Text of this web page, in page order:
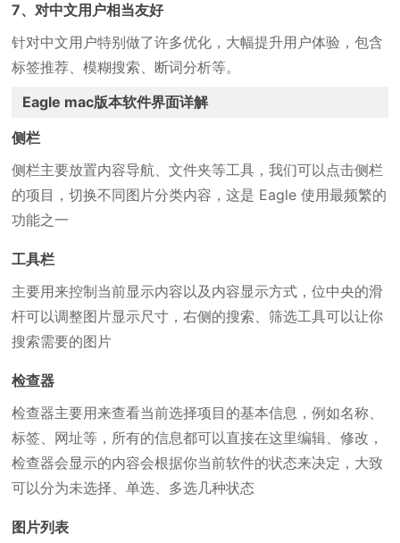
7、对中文用户相当友好
针对中文用户特别做了许多优化，大幅提升用户体验，包含
标签推荐、模糊搜索、断词分析等。
Eagle mac版本软件界面详解
侧栏
侧栏主要放置内容导航、文件夹等工具，我们可以点击侧栏
的项目，切换不同图片分类内容，这是 Eagle 使用最频繁的
功能之一
工具栏
主要用来控制当前显示内容以及内容显示方式，位中央的滑
杆可以调整图片显示尺寸，右侧的搜索、筛选工具可以让你
搜索需要的图片
检查器
检查器主要用来查看当前选择项目的基本信息，例如名称、
标签、网址等，所有的信息都可以直接在这里编辑、修改，
检查器会显示的内容会根据你当前软件的状态来决定，大致
可以分为未选择、单选、多选几种状态
图片列表